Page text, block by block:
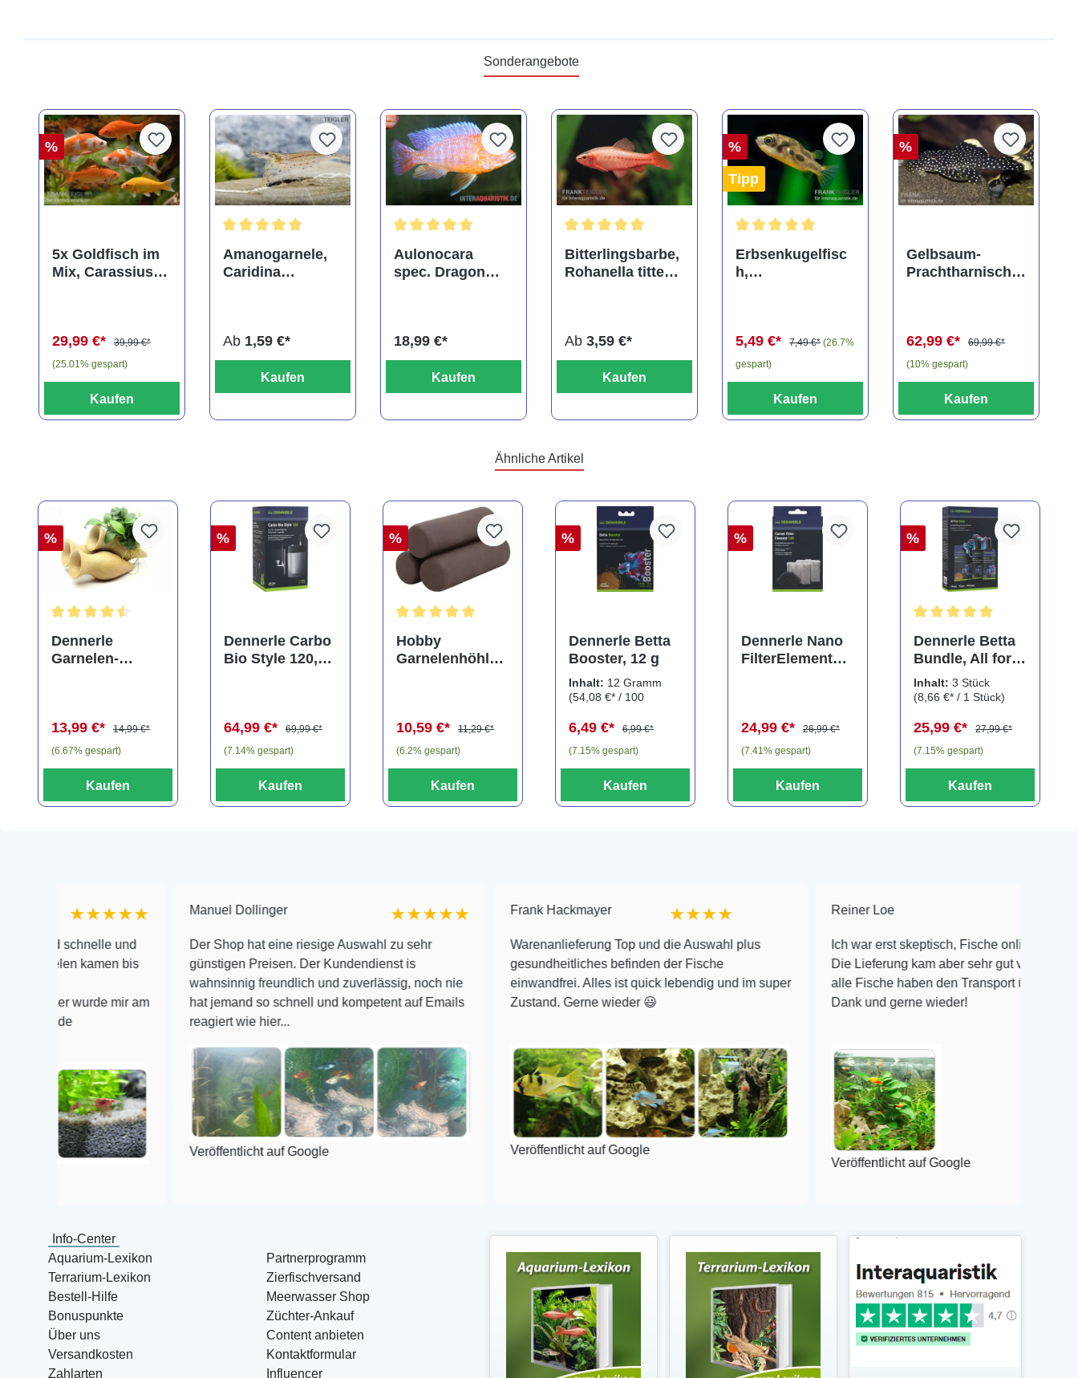
Sonderangebote
%
5x Goldfisch im
Mix, Carassius
29,99 €*
39,99 €*
(25.01% gespart)
Kaufen
Amanogarnele,
Caridina
Ab 1,59 €*
Kaufen
Aulonocara
spec. Dragon
18,99 €*
Kaufen
Bitterlingsbarbe,
Rohanella titteya,
Ab 3,59 €*
Kaufen
%
Tipp
Erbsenkugelfisc
h,
5,49 €*
7,49 €* (26.7%
gespart)
Kaufen
%
Gelbsaum-
Prachtharnischw
62,99 €*
69,99 €*
(10% gespart)
Kaufen
Ähnliche Artikel
%
Dennerle
Garnelen-
3er Tonamphore
13,99 €*
14,99 €*
(6.67% gespart)
Kaufen
%
Dennerle Carbo
Bio Style 120,
64,99 €*
69,99 €*
(7.14% gespart)
Kaufen
%
Hobby
Garnelenhöhle
10,59 €*
11,29 €*
(6.2% gespart)
Kaufen
%
Dennerle Betta
Booster, 12 g
Inhalt: 12 Gramm
(54,08 €* / 100
6,49 €*
6,99 €*
(7.15% gespart)
Kaufen
%
Dennerle Nano
FilterElement
(2er-Pack)
24,99 €*
26,99 €*
(7.41% gespart)
Kaufen
%
Dennerle Betta
Bundle, All for
Betta, Pflegeset
für
teilig
Inhalt:3 Stück
(8,66 €* / 1 Stück)
25,99 €*
27,99 €*
(7.15% gespart)
Kaufen
★★★★★
schnelle und
kamen bis
wurde mir am
Manuel Dollinger ★★★★★
Der Shop hat eine riesige Auswahl zu sehr
günstigen Preisen. Der Kundendienst is
wahnsinnig freundlich und zuverlässig, noch nie
hat jemand so schnell und kompetent auf Emails
reagiert wie hier...
Veröffentlicht auf Google
Frank Hackmayer ★★★★
Warenanlieferung Top und die Auswahl plus
gesundheitliches befinden der Fische
einwandfrei. Alles ist quick lebendig und im super
Zustand. Gerne wieder 😃
Veröffentlicht auf Google
Reiner Loe
Ich war erst skeptisch, Fische online zu bestellen!
Die Lieferung kam aber sehr gut verpackt an und
alle Fische haben den Transport überlebt! Vielen
Dank und gerne wieder!
Veröffentlicht auf Google
Info-Center
Aquarium-Lexikon
Terrarium-Lexikon
Bestell-Hilfe
Bonuspunkte
Über uns
Versandkosten
Zahlarten
Partnerprogramm
Zierfischversand
Meerwasser Shop
Züchter-Ankauf
Content anbieten
Kontaktformular
Influencer